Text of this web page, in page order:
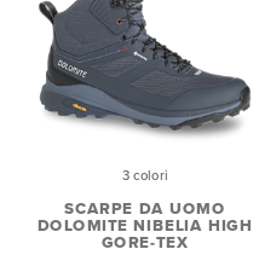
3 colori
SCARPE DA UOMO
DOLOMITE NIBELIA HIGH
GORE-TEX